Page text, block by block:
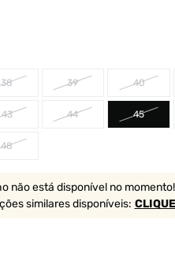
38 39 40
43 44 45
48
não está disponível no momento!
similaresdisponíveis: